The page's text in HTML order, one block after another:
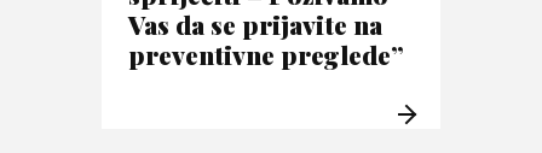
Vas da se prijavite na
preventivne preglede”